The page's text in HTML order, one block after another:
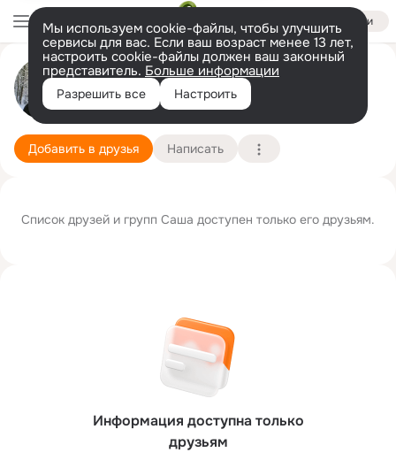
Войти
Мы используем cookie-файлы, чтобы улучшить
сервисы для вас. Если ваш возраст менее 13 лет,
настроить cookie-файлы должен ваш законный
представитель. Больше информации
Разрешить все Настроить
Cаша Белов и К
Санкт-Петербург 2 января
Добавить в друзья Написать
Информация доступна только
друзьям
Список друзей и групп Cаша доступен только его друзьям.